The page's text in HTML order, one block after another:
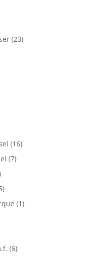
(23)
(16)
(7)
(1)
(6)